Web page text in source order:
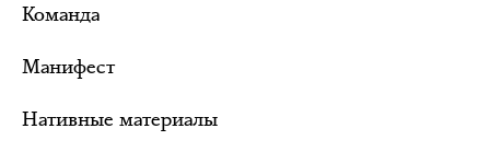
Команда
Манифест
Нативные материалы